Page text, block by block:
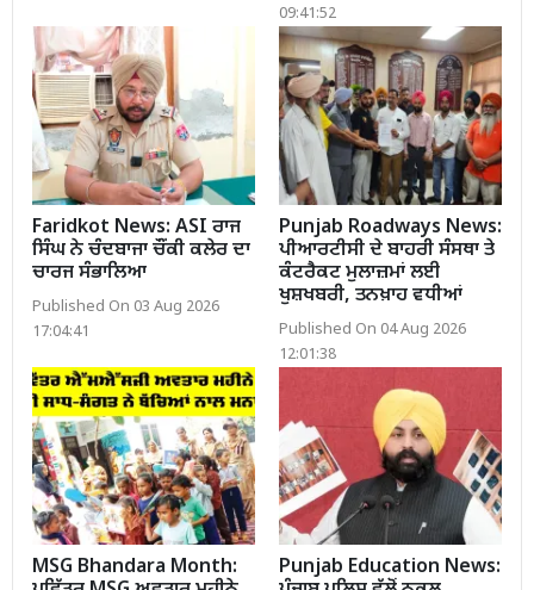
09:41:52
Faridkot News: ASI ਰਾਜ
ਸਿੰਘ ਨੇ ਚੰਦਬਾਜਾ ਚੌਂਕੀ ਕਲੇਰ ਦਾ
ਚਾਰਜ ਸੰਭਾਲਿਆ
Published On 03 Aug 2026
17:04:41
Punjab Roadways News:
ਪੀਆਰਟੀਸੀ ਦੇ ਬਾਹਰੀ ਸੰਸਥਾ ਤੇ
ਕੰਟਰੈਕਟ ਮੁਲਾਜ਼ਮਾਂ ਲਈ
ਖੁਸ਼ਖਬਰੀ, ਤਨਖ਼ਾਹ ਵਧੀਆਂ
Published On 04 Aug 2026
12:01:38
MSG Bhandara Month:
Punjab Education News: